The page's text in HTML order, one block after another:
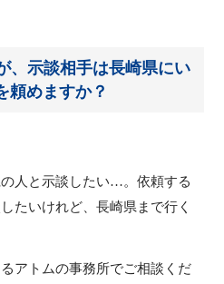
、示談相手は長崎県にい
頼めますか？
の人と示談したい…。依頼する
たいけれど、長崎県まで行く
アトムの事務所でご相談くだ